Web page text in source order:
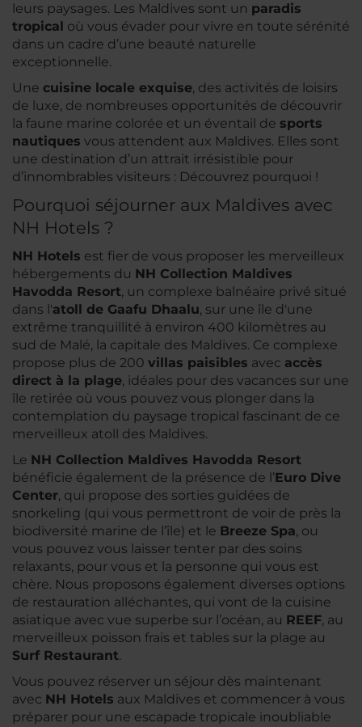
leurs paysages. Les Maldives sont un paradis
tropical où vous évader pour vivre en toute sérénité
dans un cadre d’une beauté naturelle
exceptionnelle.
Une cuisine locale exquise, des activités de loisirs
de luxe, de nombreuses opportunités de découvrir
la faune marine colorée et un éventail de sports
nautiques vous attendent aux Maldives. Elles sont
une destination d’un attrait irrésistible pour
d’innombrables visiteurs : Découvrez pourquoi !
Pourquoi séjourner aux Maldives avec
NH Hotels ?
NH Hotels est fier de vous proposer les merveilleux
hébergements du NH Collection Maldives
Havodda Resort, un complexe balnéaire privé situé
dans l'atoll de Gaafu Dhaalu, sur une île d'une
extrême tranquillité à environ 400 kilomètres au
sud de Malé, la capitale des Maldives. Ce complexe
propose plus de 200 villas paisibles avec accès
direct à la plage, idéales pour des vacances sur une
île retirée où vous pouvez vous plonger dans la
contemplation du paysage tropical fascinant de ce
merveilleux atoll des Maldives.
Le NH Collection Maldives Havodda Resort
bénéficie également de la présence de l’Euro Dive
Center, qui propose des sorties guidées de
snorkeling (qui vous permettront de voir de près la
biodiversité marine de l’île) et le Breeze Spa, ou
vous pouvez vous laisser tenter par des soins
relaxants, pour vous et la personne qui vous est
chère. Nous proposons également diverses options
de restauration alléchantes, qui vont de la cuisine
asiatique avec vue superbe sur l’océan, au REEF, au
merveilleux poisson frais et tables sur la plage au
Surf Restaurant.
Vous pouvez réserver un séjour dès maintenant
avec NH Hotels aux Maldives et commencer à vous
préparer pour une escapade tropicale inoubliable